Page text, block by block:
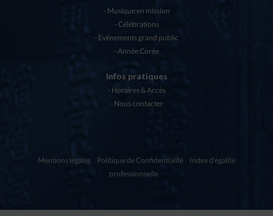
Musique en mission
Célébrations
Evénements grand public
Année Corée
Infos pratiques
Horaires & Accès
Nous contacter
Mentions légales Politique de Confidentialité
Index d'égalité
professionnelle